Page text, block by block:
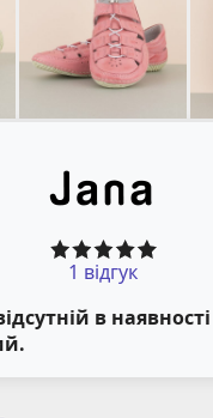
1 відгук
в наявності